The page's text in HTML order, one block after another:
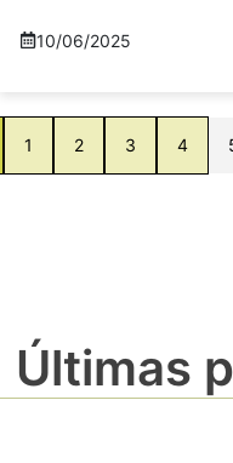
10/06/2025
1 2 3 4
Últimas